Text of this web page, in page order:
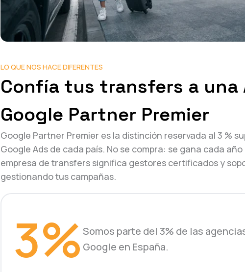
LO QUE NOS HACE DIFERENTES
Confía tus transfers a una
Google Partner Premier
Google Partner Premier es la distinción reservada al 3 %
Google Ads de cada país. No se compra: se gana cada
empresa de transfers significa gestores certificados y
gestionando tus campañas.
3% Somos parte del 3% de las
Google en España.